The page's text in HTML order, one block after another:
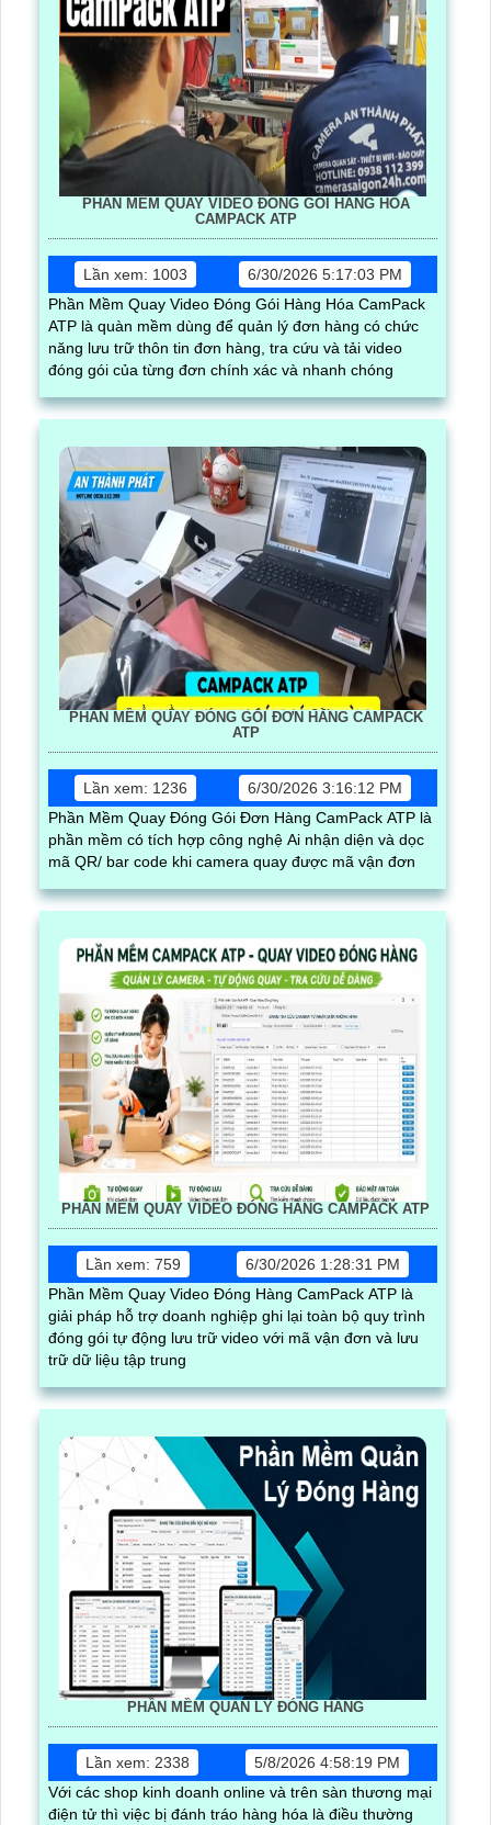
PHẦN MỀM QUAY VIDEO ĐÓNG GÓI HÀNG HÓA
CAMPACK ATP
Lần xem: 1003
6/30/2026 5:17:03 PM
Phần Mềm Quay Video Đóng Gói Hàng Hóa CamPack
ATP là quàn mềm dùng để quản lý đơn hàng có chức
năng lưu trữ thôn tin đơn hàng, tra cứu và tải video
đóng gói của từng đơn chính xác và nhanh chóng
PHẦN MỀM QUAY ĐÓNG GÓI ĐƠN HÀNG CAMPACK
ATP
Lần xem: 1236
6/30/2026 3:16:12 PM
Phần Mềm Quay Đóng Gói Đơn Hàng CamPack ATP là
phần mềm có tích hợp công nghệ Ai nhận diện và dọc
mã QR/ bar code khi camera quay được mã vận đơn
PHẦN MỀM QUAY VIDEO ĐÓNG HÀNG CAMPACK ATP
Lần xem: 759
6/30/2026 1:28:31 PM
Phần Mềm Quay Video Đóng Hàng CamPack ATP là
giải pháp hỗ trợ doanh nghiệp ghi lại toàn bộ quy trình
đóng gói tự động lưu trữ video với mã vận đơn và lưu
trữ dữ liệu tập trung
PHẦN MỀM QUẢN LÝ ĐÓNG HÀNG
Lần xem: 2338
5/8/2026 4:58:19 PM
Với các shop kinh doanh online và trên sàn thương mại
điện tử thì việc bị đánh tráo hàng hóa là điều thường